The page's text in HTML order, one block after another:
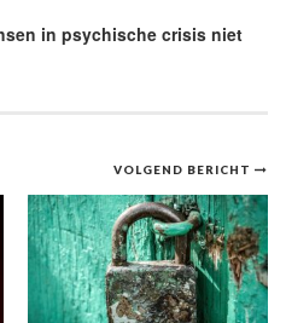
in psychische crisis niet
VOLGEND BERICHT